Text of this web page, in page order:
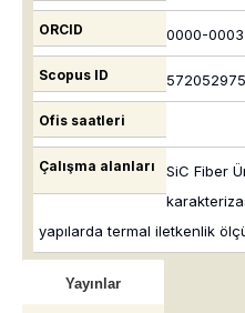
ORCID 0000-
Scopus ID
Ofis saatleri
Çalışma alanları
SiC Fiber
yapılarda termal iletkenlik
Yayınlar